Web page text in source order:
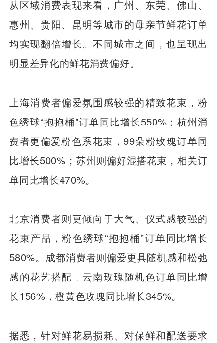
从区域消费表现来看，广州、东莞、佛山、
惠州、贵阳、昆明等城市的母亲节鲜花订单
均实现翻倍增长。不同城市之间，也呈现出
明显差异化的鲜花消费偏好。
上海消费者偏爱氛围感较强的精致花束，粉
色绣球“抱抱桶”订单同比增长550%；杭州消
费者更偏爱粉色系花束，99朵粉玫瑰订单同
比增长500%；苏州则偏好混搭花束，相关订
单同比增长470%。
北京消费者则更倾向于大气、仪式感较强的
花束产品，粉色绣球“抱抱桶”订单同比增长
580%。成都消费者则偏爱更具随机感和松弛
感的花艺搭配，云南玫瑰随机色订单同比增
长156%，橙黄色玫瑰同比增长345%。
据悉，针对鲜花易损耗、对保鲜和配送要求